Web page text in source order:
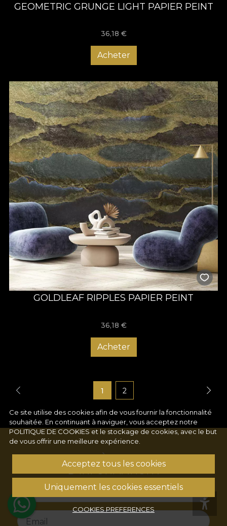
GEOMETRIC GRUNGE LIGHT PAPIER PEINT
36,18 €
Acheter
GOLDLEAF RIPPLES PAPIER PEINT
36,18 €
Acheter
1 2
Ce site utilise des cookies afin de vous fournir la fonctionnalité
souhaitée. En continuant à naviguer, vous acceptez notre
POLITIQUE DE COOKIES et le stockage de cookies, avec le but
de vous offrir une meilleure expérience.
Acceptez tous les cookies
Uniquement les cookies essentiels
COOKIES PREFERENCES
S'ABONNER À NOTRE LETTRE
D'INFORMATION !
Name
Email